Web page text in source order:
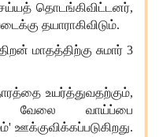
தொடங்கிவிட்டனர்,
தயாராகிவிடும்.
மாதத்திற்கு சுமார் 3
உயர்த்துவதற்கும்,
வேலை வாய்ப்பை
ஊக்குவிக்கப்படுகிறது.